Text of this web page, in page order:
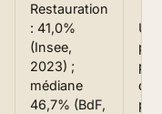
Restauration
: 41,0%
(Insee,
2023) ;
médiane
46,7% (BdF,
de